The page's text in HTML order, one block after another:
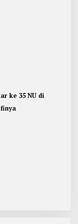
ke 35 NU di